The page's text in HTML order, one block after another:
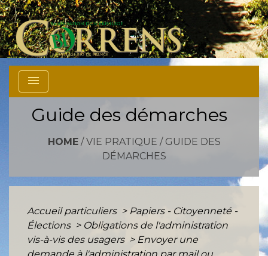
menu
Guide des démarches
HOME/ VIE PRATIQUE / GUIDE DES
DÉMARCHES
Accueil particuliers > Papiers - Citoyenneté -
Élections > Obligations de l'administration
vis-à-vis des usagers > Envoyer une